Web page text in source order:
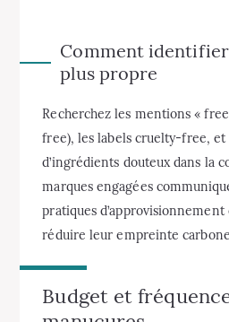
Comment
plus propre
Recherchez les mentions «
free), les labels cruelty-free, et
d’ingrédients douteux dans la
marques engagées
pratiques
réduire leur empreinte
Budget et